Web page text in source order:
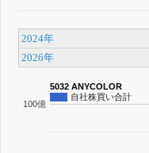
2024年
2026年
5032 ANYCOLOR
自社株買い合計
100億